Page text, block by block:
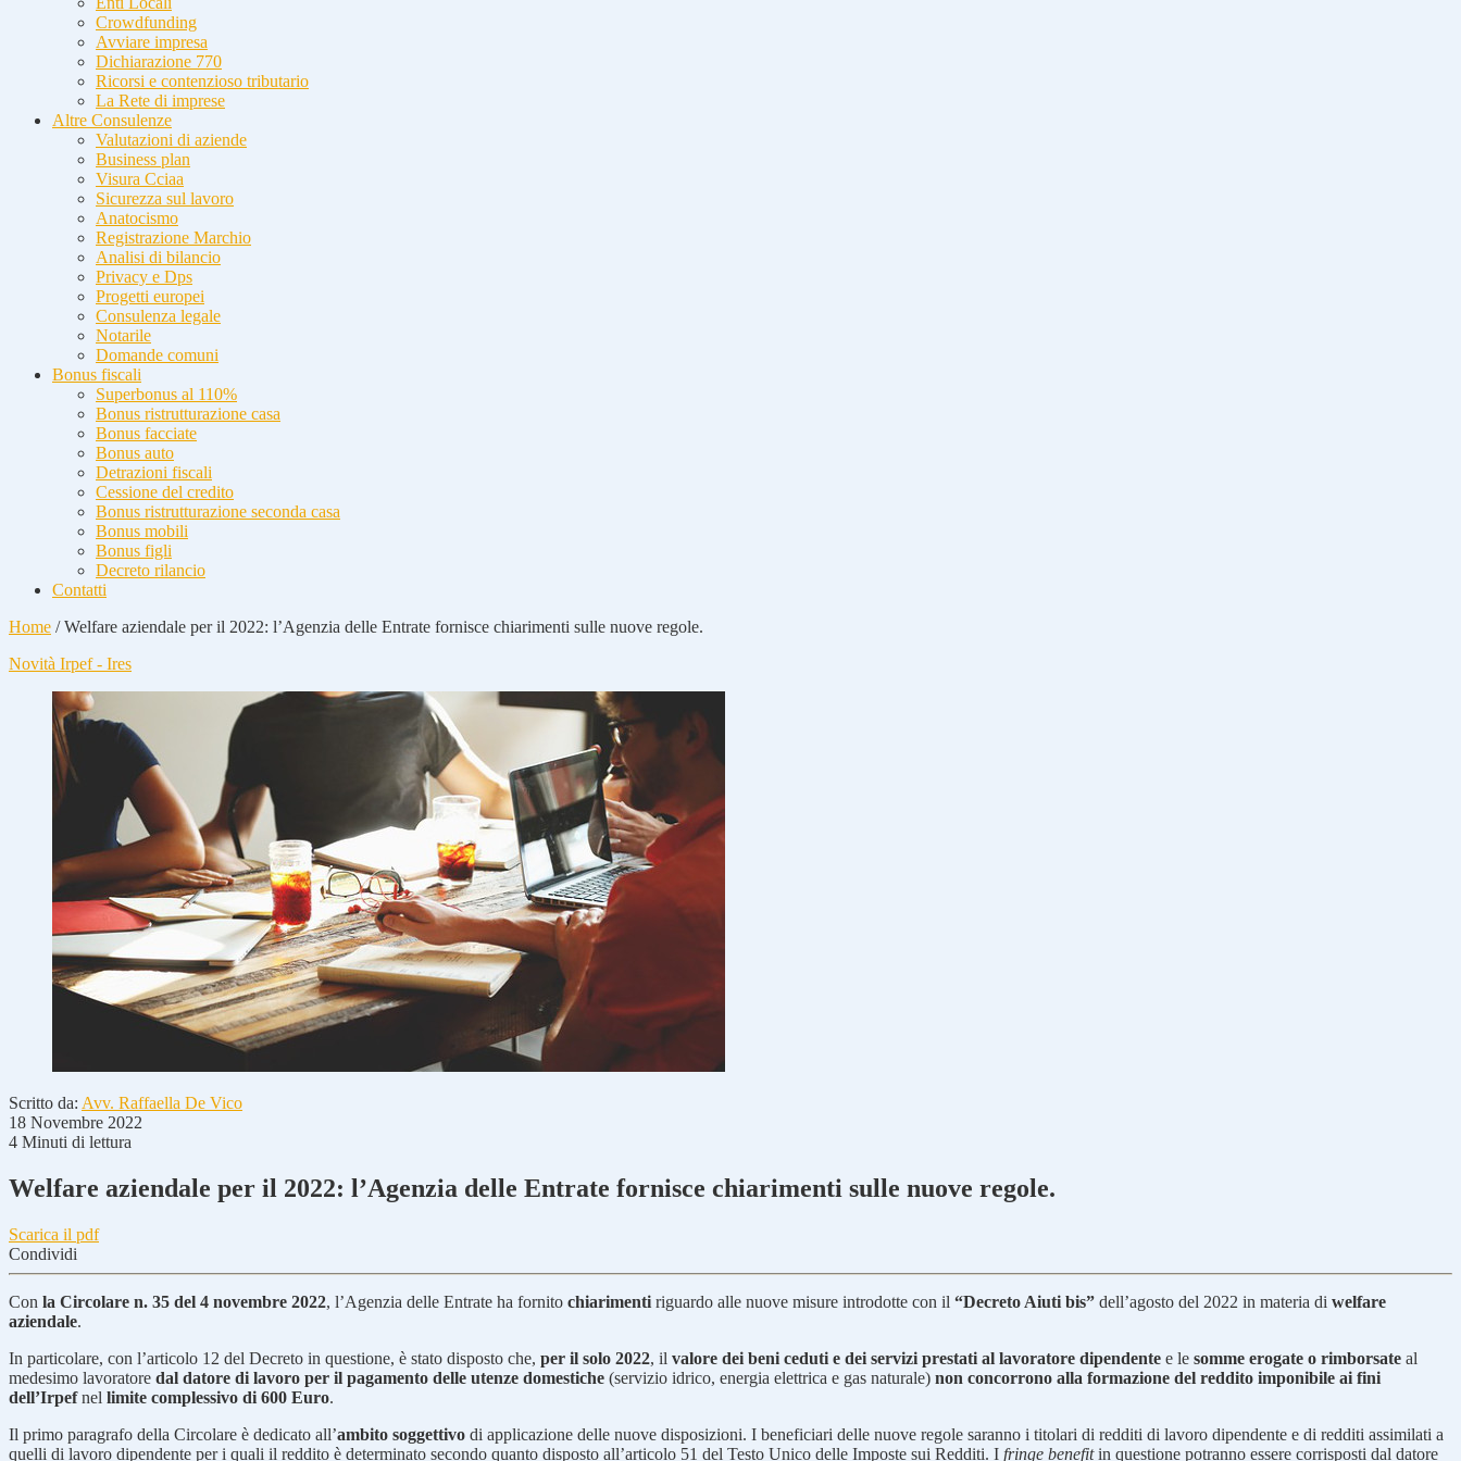
Crowdfunding
Avviare impresa
Dichiarazione 770
Ricorsi e contenzioso tributario
La Rete di imprese
Altre Consulenze
Valutazioni di aziende
Business plan
Visura Cciaa
Sicurezza sul lavoro
Anatocismo
Registrazione Marchio
Analisi di bilancio
Privacy e Dps
Progetti europei
Consulenza legale
Notarile
Domande comuni
Bonus fiscali
Superbonus al 110%
Bonus ristrutturazione casa
Bonus facciate
Bonus auto
Detrazioni fiscali
Cessione del credito
Bonus ristrutturazione seconda casa
Bonus mobili
Bonus figli
Decreto rilancio
Contatti
Home /Welfare aziendale per il 2022: l’Agenzia delle Entrate fornisce chiarimenti sulle nuove regole.
Novità Irpef - Ires
Scritto da: Avv. Raffaella De Vico
18 Novembre 2022
4 Minuti di lettura
Welfare aziendale per il 2022: l’Agenzia delle Entrate fornisce chiarimenti sulle nuove regole.
Scarica il pdf
Condividi
Con la Circolare n. 35 del 4 novembre 2022, l’Agenzia delle Entrate ha fornito chiarimenti riguardo alle nuove misure introdotte con il “Decreto Aiuti bis” dell’agosto del 2022 in materia di welfare
aziendale.
In particolare, con l’articolo 12 del Decreto in questione, è stato disposto che, per il solo 2022, il valore dei beni ceduti e dei servizi prestati al lavoratore dipendente e le somme erogate o rimborsate al
medesimo lavoratore dal datore di lavoro per il pagamento delle utenze domestiche (servizio idrico, energia elettrica e gas naturale) non concorrono alla formazione del reddito imponibile ai fini
dell’Irpefnel limite complessivo di 600 Euro.
Il primo paragrafo della Circolare è dedicato all’ambito soggettivo di applicazione delle nuove disposizioni. I beneficiari delle nuove regole saranno i titolari di redditi di lavoro dipendente e di redditi assimilati a
quelli di lavoro dipendente per i quali il reddito è determinato secondo quanto disposto all’articolo 51 del Testo Unico delle Imposte sui Redditi. I fringe benefitin questione potranno essere corrisposti dal datore